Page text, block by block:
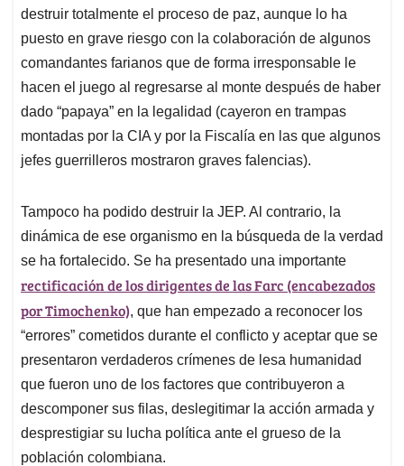
destruir totalmente el proceso de paz, aunque lo ha
puesto en grave riesgo con la colaboración de algunos
comandantes farianos que de forma irresponsable le
hacen el juego al regresarse al monte después de haber
dado “papaya” en la legalidad (cayeron en trampas
montadas por la CIA y por la Fiscalía en las que algunos
jefes guerrilleros mostraron graves falencias).
Tampoco ha podido destruir la JEP. Al contrario, la
dinámica de ese organismo en la búsqueda de la verdad
se ha fortalecido. Se ha presentado una importante
rectificación de los dirigentes de las Farc (encabezados
por Timochenko), que han empezado a reconocer los
“errores” cometidos durante el conflicto y aceptar que se
presentaron verdaderos crímenes de lesa humanidad
que fueron uno de los factores que contribuyeron a
descomponer sus filas, deslegitimar la acción armada y
desprestigiar su lucha política ante el grueso de la
población colombiana.